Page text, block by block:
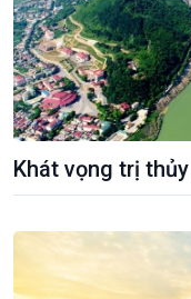
Khát vọng trị thủy